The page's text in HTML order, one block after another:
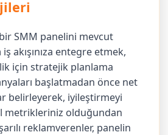
SMM panelini mevcut
akışınıza entegre etmek,
için stratejik planlama
başlatmadan önce net
belirleyerek, iyileştirmeyi
metrikleriniz olduğundan
reklamverenler, panelin